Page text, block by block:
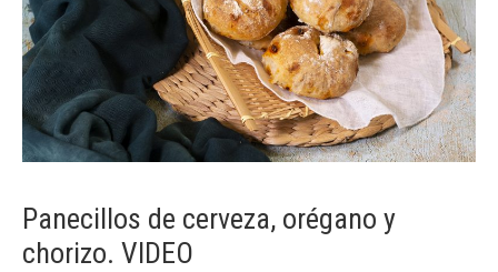
Panecillos de cerveza, orégano y
chorizo. VIDEO